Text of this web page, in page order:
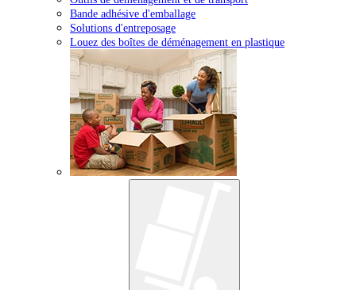
Bande adhésive d'emballage
Solutions d'entreposage
Louez des boîtes de déménagement en plastique